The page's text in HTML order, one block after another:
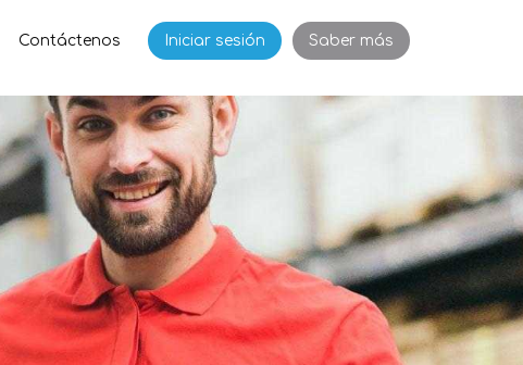
Contáctenos Iniciar sesión Saber más